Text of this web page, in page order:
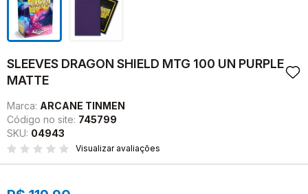
SLEEVES DRAGON SHIELD MTG 100 UN PURPLE
MATTE
Marca: ARCANE TINMEN
Código no site: 745799
SKU: 04943
Visualizar avaliações